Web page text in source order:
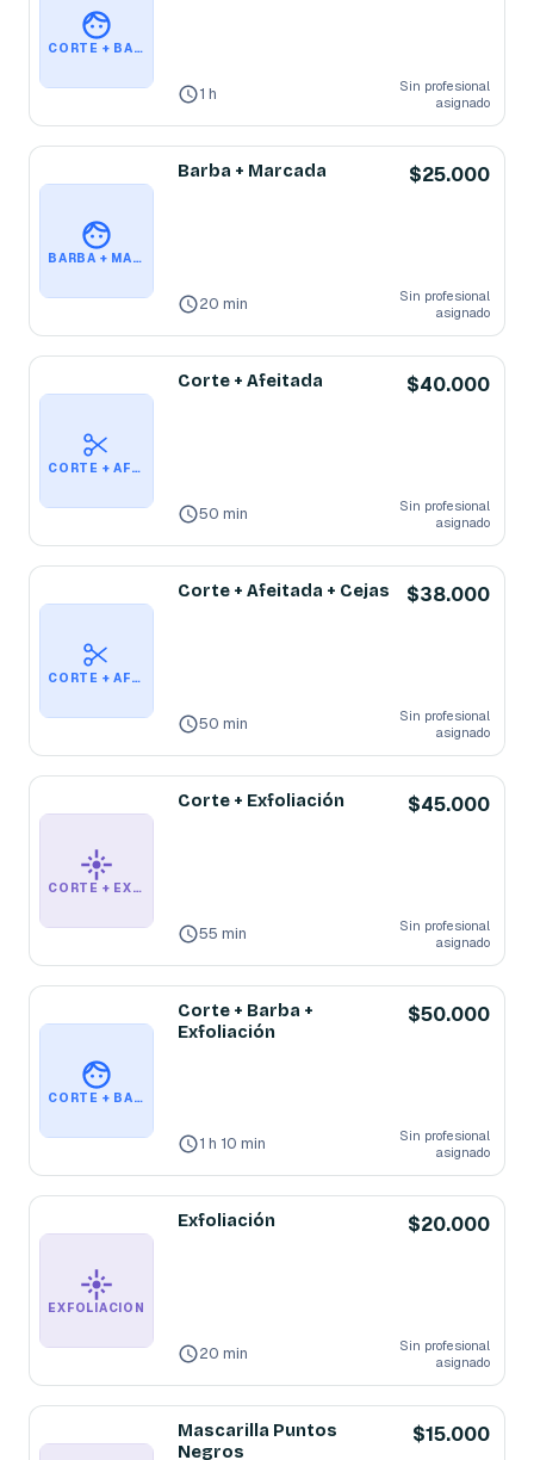
CORTE + BARBA + CEJAS ( INCLUYE MASCARILLA PARA LÍNEAS DE EXPRESIÓN )
1 h
Sin profesional
asignado
BARBA + MARCADA
Barba + Marcada $25.000
20 min
Sin profesional
asignado
CORTE + AFEITADA
Corte + Afeitada $40.000
50 min
Sin profesional
asignado
CORTE + AFEITADA + CEJAS
Corte + Afeitada + Cejas $38.000
50 min
Sin profesional
asignado
CORTE + EXFOLIACIÓN
Corte + Exfoliación $45.000
55 min
Sin profesional
asignado
CORTE + BARBA + EXFOLIACIÓN
Corte + Barba +
Exfoliación
$50.000
1 h 10 min
Sin profesional
asignado
EXFOLIACIÓN
Exfoliación $20.000
20 min
Sin profesional
asignado
Mascarilla Puntos
Negros
$15.000